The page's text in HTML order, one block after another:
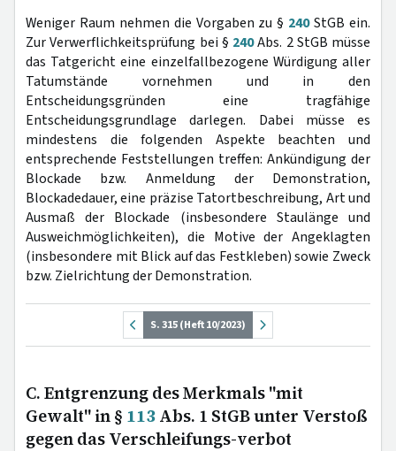
Weniger Raum nehmen die Vorgaben zu § 240StGB ein.
Zur Verwerflichkeitsprüfung bei § 240Abs. 2 StGB müsse
das Tatgericht eine einzelfallbezogene Würdigung aller
Tatumstände vornehmen und in den
Entscheidungsgründen eine tragfähige
Entscheidungsgrundlage darlegen. Dabei müsse es
mindestens die folgenden Aspekte beachten und
entsprechende Feststellungen treffen: Ankündigung der
Blockade bzw. Anmeldung der Demonstration,
Blockadedauer, eine präzise Tatortbeschreibung, Art und
Ausmaß der Blockade (insbesondere Staulänge und
Ausweichmöglichkeiten), die Motive der Angeklagten
(insbesondere mit Blick auf das Festkleben) sowie Zweck
bzw. Zielrichtung der Demonstration.
S. 315 (Heft 10/2023)
C. Entgrenzung des Merkmals "mit
Gewalt" in § 113 Abs. 1 StGB unter Verstoß
gegen das Verschleifungs-verbot